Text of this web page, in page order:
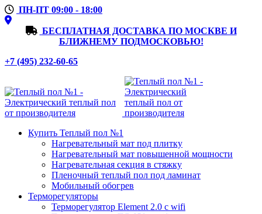
ПН-ПТ 09:00 - 18:00
БЕСПЛАТНАЯ ДОСТАВКА ПО МОСКВЕ И
БЛИЖНЕМУ ПОДМОСКОВЬЮ!
+7 (495) 232-60-65
Купить Теплый пол №1
Нагревательный мат под плитку
Нагревательный мат повышенной мощности
Нагревательная секция в стяжку
Пленочный теплый пол под ламинат
Мобильный обогрев
Терморегуляторы
Терморегулятор Element 2.0 с wifi